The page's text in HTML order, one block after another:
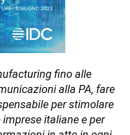
fino alle
alla PA, fare
per stimolare
imprese italiane e per